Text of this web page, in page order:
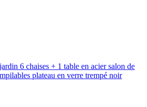
6 chaises + 1 table en acier salon de
plateau en verre trempé noir